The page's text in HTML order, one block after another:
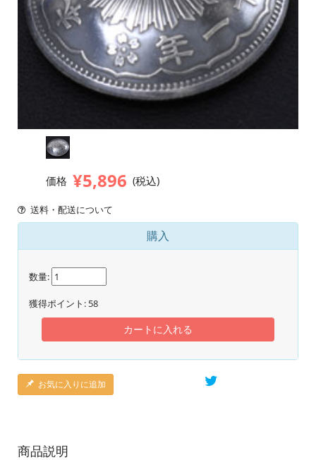
価格 ¥5,896 (税込)
送料・配送について
購入
数量:
獲得ポイント: 58
カートに入れる
お気に入りに追加
商品説明